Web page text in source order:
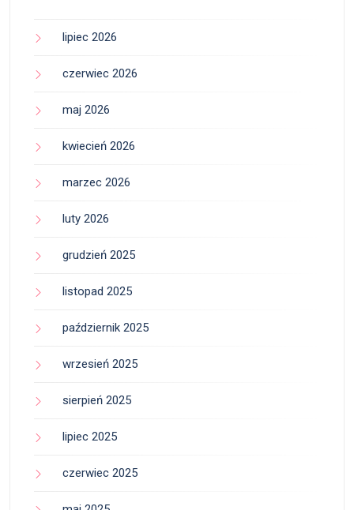
lipiec 2026
czerwiec 2026
maj 2026
kwiecień 2026
marzec 2026
luty 2026
grudzień 2025
listopad 2025
październik 2025
wrzesień 2025
sierpień 2025
lipiec 2025
czerwiec 2025